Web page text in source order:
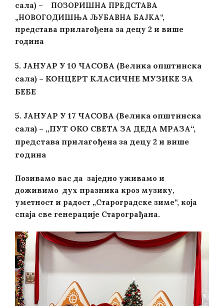
сала) – ПОЗОРИШНА ПРЕДСТАВА
„НОВОГОДИШЊА ЉУБАВНА БАЈКА“,
представа прилагођена за децу 2 и више
година
5. ЈАНУАР У 10 ЧАСОВА (Велика општинска
сала) – КОНЦЕРТ КЛАСИЧНЕ МУЗИКЕ ЗА
БЕБЕ
5. ЈАНУАР У 17 ЧАСОВА (Велика општинска
сала) – „ПУТ ОКО СВЕТА ЗА ДЕДА МРАЗА“,
представа прилагођена за децу 2 и више
година
Позивамо вас да заједно уживамо и
доживимо дух празника кроз музику,
уметност и радост „Староградске зиме“, која
спаја све генерације Старограђана.